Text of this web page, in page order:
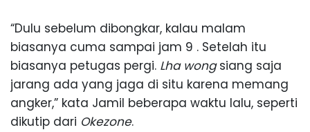
“Dulu sebelum dibongkar, kalau malam
biasanya cuma sampai jam 9 . Setelah itu
biasanya petugas pergi. Lha wongsiang saja
jarang ada yang jaga di situ karena memang
angker,” kata Jamil beberapa waktu lalu, seperti
dikutip dari Okezone.